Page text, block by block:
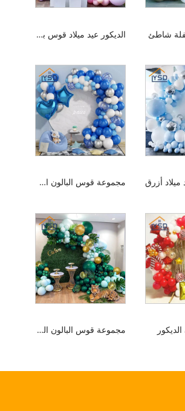
الديكور عيد ميلاد قوس بالون شاطئ
مجموعة قوس البالون الأزرق أزرق
مجموعة قوس البالون الغابات